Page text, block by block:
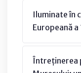
Iluminate în
Europeană a
Întreținerea